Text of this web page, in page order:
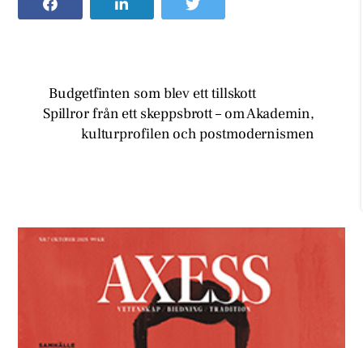
Budgetfinten som blev ett tillskott
Spillror från ett skeppsbrott – om Akademin,
kulturprofilen och postmodernismen